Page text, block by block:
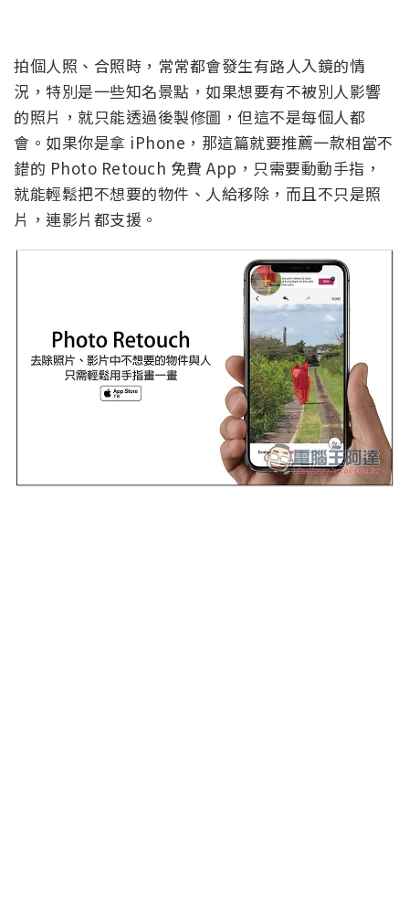
拍個人照、合照時，常常都會發生有路人入鏡的情
況，特別是一些知名景點，如果想要有不被別人影響
的照片，就只能透過後製修圖，但這不是每個人都
會。如果你是拿 iPhone，那這篇就要推薦一款相當不
錯的 Photo Retouch 免費 App，只需要動動手指，
就能輕鬆把不想要的物件、人給移除，而且不只是照
片，連影片都支援。